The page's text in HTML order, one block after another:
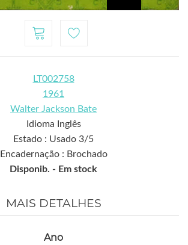
LT002758
1961
Walter Jackson Bate
Idioma Inglês
Estado : Usado 3/5
Encadernação : Brochado
Disponib. - Em stock
MAIS DETALHES
Ano